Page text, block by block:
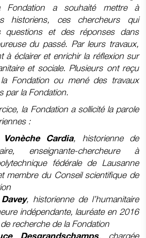
Fondation a souhaité mettre à
historiens, ces chercheurs qui
questions et des réponses dans
du passé. Par leurs travaux,
à éclairer et enrichir la réflexion sur
et sociale. Plusieurs ont reçu
Fondation ou mené des travaux
par la Fondation.
la Fondation a sollicité la parole
:
Vonèche Cardia, historienne de
enseignante-chercheure à
fédérale de Lausanne
membre du Conseil scientifique de
, historienne de l’humanitaire
indépendante, lauréate en 2016
recherche de la Fondation
, chargée